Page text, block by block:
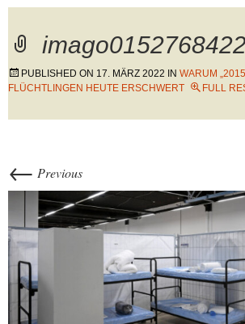
PUBLISHED ON 17. MÄRZ 2022 IN WARUM
FLÜCHTLINGEN HEUTE ERSCHWERT
FULL
← Previous